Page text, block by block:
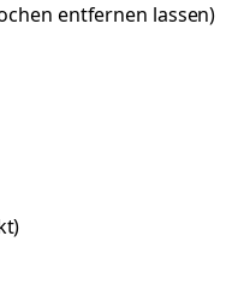
entfernen lassen)
)